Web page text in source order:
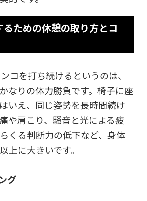
るための休憩の取り方とコ
コを打ち続けるというのは、
なりの体力勝負です。椅子に座
いえ、同じ姿勢を長時間続け
や肩こり、騒音と光による疲
くる判断力の低下など、身体
上に大きいです。
グ